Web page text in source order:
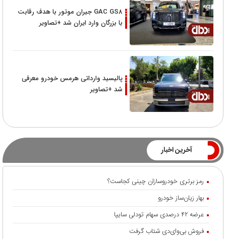
GAC GS8 جیران موتور با هدف رقابت
با بزرگان وارد ایران شد +تصاویر
پالیسید وارداتی هرمس خودرو معرفی
شد +تصاویر
آخرین اخبار
رمز برتری خودروسازان چینی کجاست؟
بهار زیان‌ساز خودرو
عرضه ۴۲ درصدی سهام تودلی سایپا
فروش بی‌وای‌دی شتاب گرفت